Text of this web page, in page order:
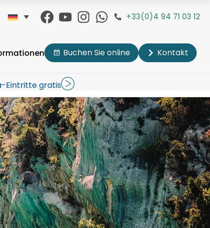
+33(0)4 94 71 03 12
Buchen Sie online Kontakt
Eintritte gratis